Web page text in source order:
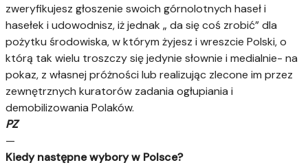
zweryfikujesz głoszenie swoich górnolotnych haseł i
hasełek i udowodnisz, iż jednak „ da się coś zrobić” dla
pożytku środowiska, w którym żyjesz i wreszcie Polski, o
którą tak wielu troszczy się jedynie słownie i medialnie- na
pokaz, z własnej próżności lub realizując zlecone im przez
zewnętrznych kuratorów zadania ogłupiania i
demobilizowania Polaków.
PZ
—
Kiedy następne wybory w Polsce?